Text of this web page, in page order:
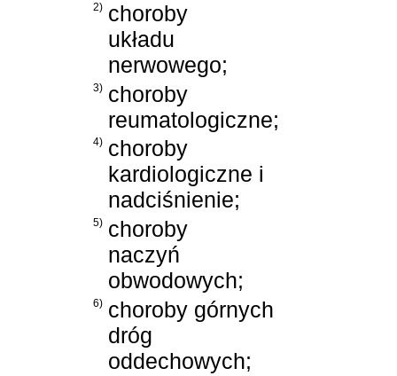
2) choroby
układu
nerwowego;
3) choroby
reumatologiczne;
4) choroby
kardiologiczne i
nadciśnienie;
5) choroby
naczyń
obwodowych;
6) choroby górnych
dróg
oddechowych;